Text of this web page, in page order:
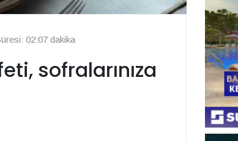
02:07 dakika
sofralarınıza